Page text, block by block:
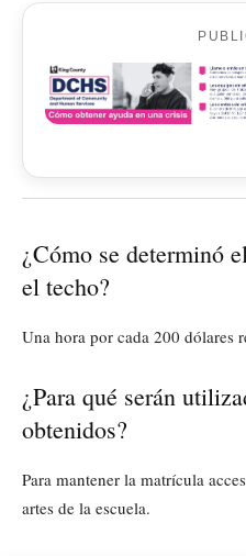
¿Cómo se determinó
el techo?
Una hora por cada 200 dólares
¿Para qué serán
obtenidos?
Para mantener la matrícula
artes de la escuela.